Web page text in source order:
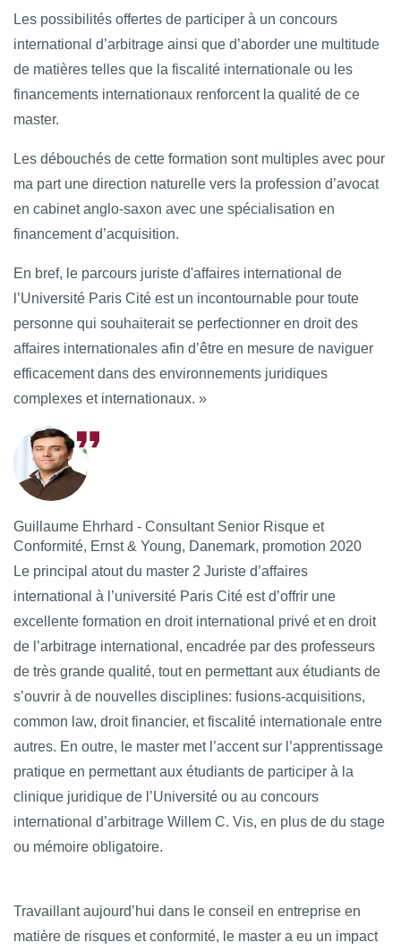
Les possibilités offertes de participer à un concours
international d’arbitrage ainsi que d’aborder une multitude
de matières telles que la fiscalité internationale ou les
financements internationaux renforcent la qualité de ce
master.
Les débouchés de cette formation sont multiples avec pour
ma part une direction naturelle vers la profession d’avocat
en cabinet anglo-saxon avec une spécialisation en
financement d’acquisition.
En bref, le parcours juriste d'affaires international de
l’Université Paris Cité est un incontournable pour toute
personne qui souhaiterait se perfectionner en droit des
affaires internationales afin d’être en mesure de naviguer
efficacement dans des environnements juridiques
complexes et internationaux. »
Guillaume Ehrhard - Consultant Senior Risque et
Conformité, Ernst & Young, Danemark, promotion 2020
Le principal atout du master 2 Juriste d’affaires
international à l’université Paris Cité est d’offrir une
excellente formation en droit international privé et en droit
de l’arbitrage international, encadrée par des professeurs
de très grande qualité, tout en permettant aux étudiants de
s’ouvrir à de nouvelles disciplines: fusions-acquisitions,
common law, droit financier, et fiscalité internationale entre
autres. En outre, le master met l’accent sur l’apprentissage
pratique en permettant aux étudiants de participer à la
clinique juridique de l’Université ou au concours
international d’arbitrage Willem C. Vis, en plus de du stage
ou mémoire obligatoire.
Travaillant aujourd’hui dans le conseil en entreprise en
matière de risques et conformité, le master a eu un impact